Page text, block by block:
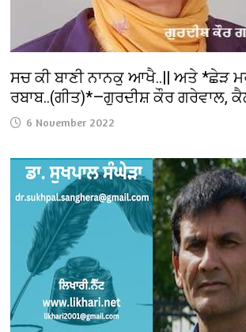
ਸਚ ਕੀ ਬਾਣੀ ਨਾਨਕੁ ਆਖੈ..|| ਅਤੇ *ਛੇੜ
ਰਬਾਬ..(ਗੀਤ)*—ਗੁਰਦੀਸ਼ ਕੌਰ ਗਰੇਵਾਲ,
6 November 2022